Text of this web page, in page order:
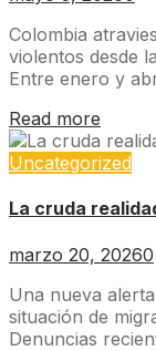
Colombia
violentos desde
Entre enero y
Read more
Uncategorized
La cruda
marzo 20, 20260
Una nueva
situación de
Denuncias